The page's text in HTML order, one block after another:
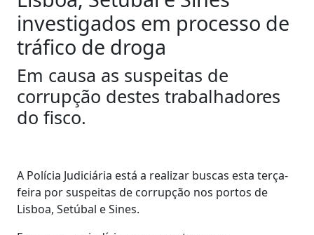
investigados em processo de
tráfico de droga
Em causa as suspeitas de
corrupção destes trabalhadores
do fisco.
A Polícia Judiciária está a realizar buscas esta terça-
feira por suspeitas de corrupção nos portos de
Lisboa, Setúbal e Sines.